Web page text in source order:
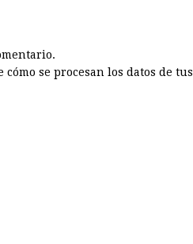
cómo se procesan los datos de tus